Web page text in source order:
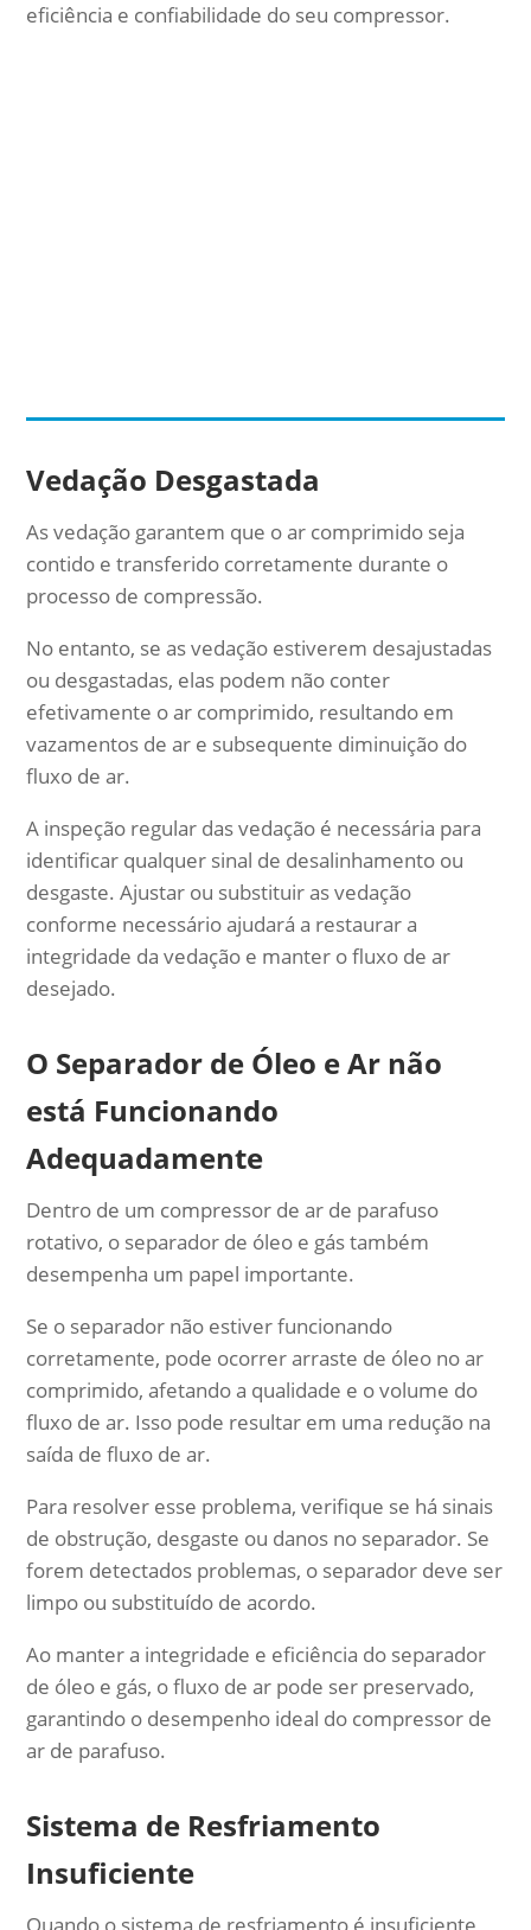
eficiência e confiabilidade do seu compressor.
Vedação Desgastada
As vedação garantem que o ar comprimido seja
contido e transferido corretamente durante o
processo de compressão.
No entanto, se as vedação estiverem desajustadas
ou desgastadas, elas podem não conter
efetivamente o ar comprimido, resultando em
vazamentos de ar e subsequente diminuição do
fluxo de ar.
A inspeção regular das vedação é necessária para
identificar qualquer sinal de desalinhamento ou
desgaste. Ajustar ou substituir as vedação
conforme necessário ajudará a restaurar a
integridade da vedação e manter o fluxo de ar
desejado.
O Separador de Óleo e Ar não
está Funcionando
Adequadamente
Dentro de um compressor de ar de parafuso
rotativo, o separador de óleo e gás também
desempenha um papel importante.
Se o separador não estiver funcionando
corretamente, pode ocorrer arraste de óleo no ar
comprimido, afetando a qualidade e o volume do
fluxo de ar. Isso pode resultar em uma redução na
saída de fluxo de ar.
Para resolver esse problema, verifique se há sinais
de obstrução, desgaste ou danos no separador. Se
forem detectados problemas, o separador deve ser
limpo ou substituído de acordo.
Ao manter a integridade e eficiência do separador
de óleo e gás, o fluxo de ar pode ser preservado,
garantindo o desempenho ideal do compressor de
ar de parafuso.
Sistema de Resfriamento
Insuficiente